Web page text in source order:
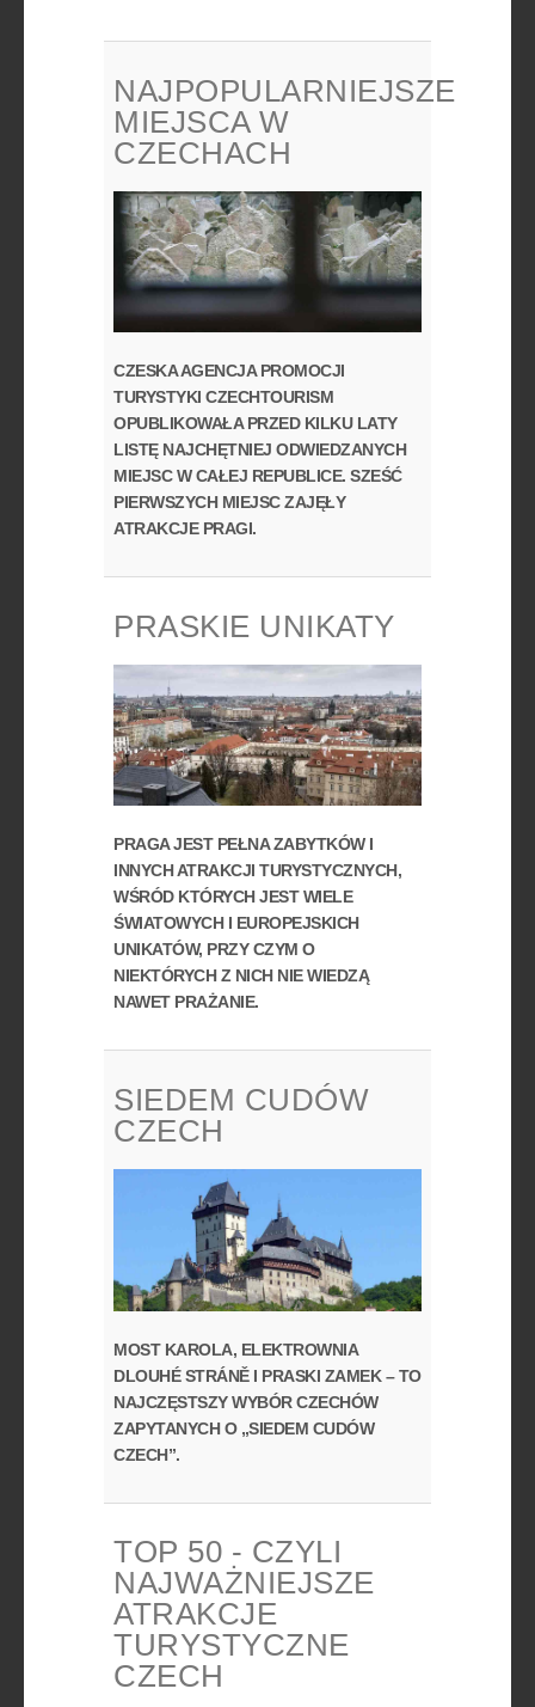
NAJPOPULARNIEJSZE
MIEJSCA W
CZECHACH
CZESKA AGENCJA PROMOCJI
TURYSTYKI CZECHTOURISM
OPUBLIKOWAŁA PRZED KILKU LATY
LISTĘ NAJCHĘTNIEJ ODWIEDZANYCH
MIEJSC W CAŁEJ REPUBLICE. SZEŚĆ
PIERWSZYCH MIEJSC ZAJĘŁY
ATRAKCJE PRAGI.
PRASKIE UNIKATY
PRAGA JEST PEŁNA ZABYTKÓW I
INNYCH ATRAKCJI TURYSTYCZNYCH,
WŚRÓD KTÓRYCH JEST WIELE
ŚWIATOWYCH I EUROPEJSKICH
UNIKATÓW, PRZY CZYM O
NIEKTÓRYCH Z NICH NIE WIEDZĄ
NAWET PRAŻANIE.
SIEDEM CUDÓW
CZECH
MOST KAROLA, ELEKTROWNIA
DLOUHÉ STRÁNĚ I PRASKI ZAMEK – TO
NAJCZĘSTSZY WYBÓR CZECHÓW
ZAPYTANYCH O „SIEDEM CUDÓW
CZECH”.
TOP 50 - CZYLI
NAJWAŻNIEJSZE
ATRAKCJE
TURYSTYCZNE
CZECH